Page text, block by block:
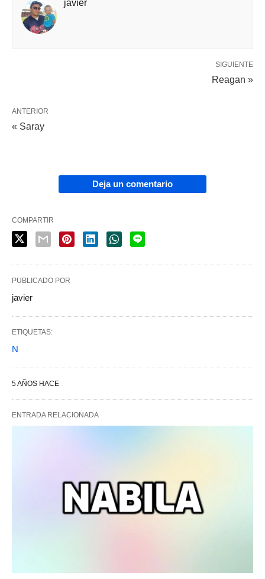
javier
SIGUIENTE
Reagan »
ANTERIOR
« Saray
Deja un comentario
COMPARTIR
PUBLICADO POR
javier
ETIQUETAS:
N
5 AÑOS HACE
ENTRADA RELACIONADA